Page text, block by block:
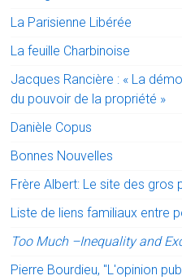
La Parisienne Libérée
La feuille Charbinoise
Jacques Rancière : « La
du pouvoir de la propriété »
Danièle Copus
Bonnes Nouvelles
Frère Albert: Le site des gros
Liste de liens familiaux entre
Too Much –Inequality and
Pierre Bourdieu, "L'opinion